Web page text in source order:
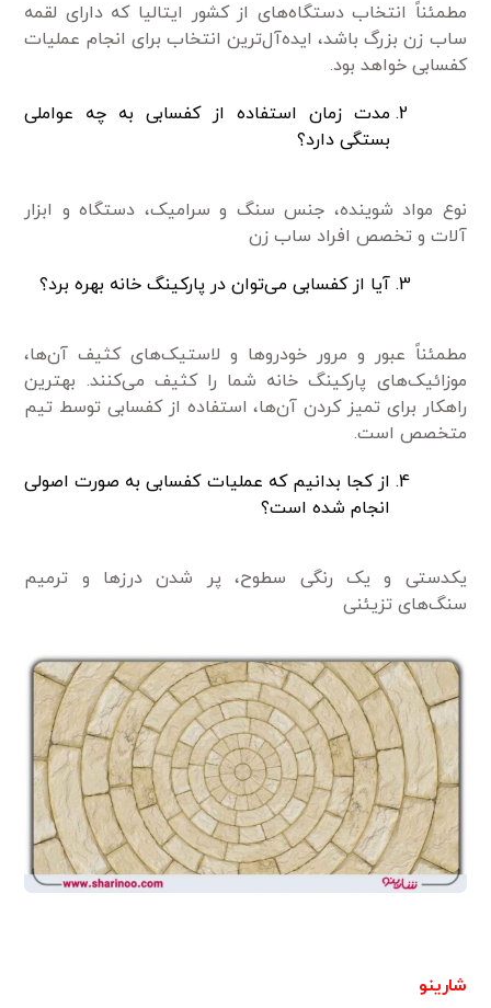
مطمئناً انتخاب دستگاه‌های از کشور ایتالیا که دارای لقمه
ساب زن بزرگ باشد، ‌ایده‌آل‌ترین انتخاب برای انجام عملیات
کفسابی خواهد بود.
مدت زمان استفاده از کفسابی به چه عواملی
بستگی دارد؟
نوع مواد شوینده، جنس سنگ و سرامیک، دستگاه و ابزار
آلات و تخصص افراد ساب زن
آیا از کفسابی می‌توان در پارکینگ خانه بهره برد؟
مطمئناً عبور و مرور خودرو‌ها و لاستیک‌های کثیف آن‌ها،
موزائیک‌های پارکینگ خانه شما را کثیف می‌کنند. بهترین
راهکار برای تمیز کردن آن‌ها، استفاده از کفسابی توسط تیم
متخصص است.
از کجا بدانیم که عملیات کفسابی به صورت اصولی
انجام شده است؟
یکدستی و یک رنگی سطوح، پر شدن درز‌ها و ترمیم
سنگ‌های تزیئنی
شارینو